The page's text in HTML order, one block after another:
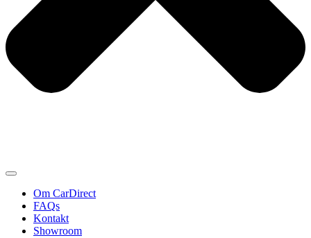
Om CarDirect
FAQs
Kontakt
Showroom